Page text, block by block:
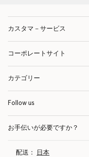
カスタマ－サービス
コーポレートサイト
カテゴリー
Follow us
お手伝いが必要ですか？
配送： 日本